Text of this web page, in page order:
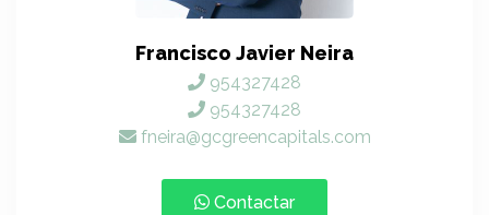
Francisco Javier Neira
954327428
954327428
fneira@gcgreencapitals.com
Contactar